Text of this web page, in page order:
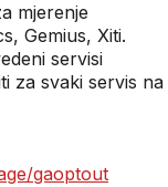
mjerenje
Gemius, Xiti.
servisi
za svaki servis na
gaoptout